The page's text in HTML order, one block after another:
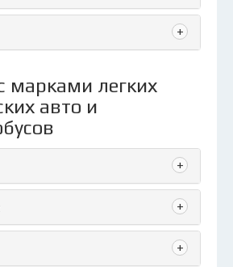
+
марками легких
авто и
+
+
+